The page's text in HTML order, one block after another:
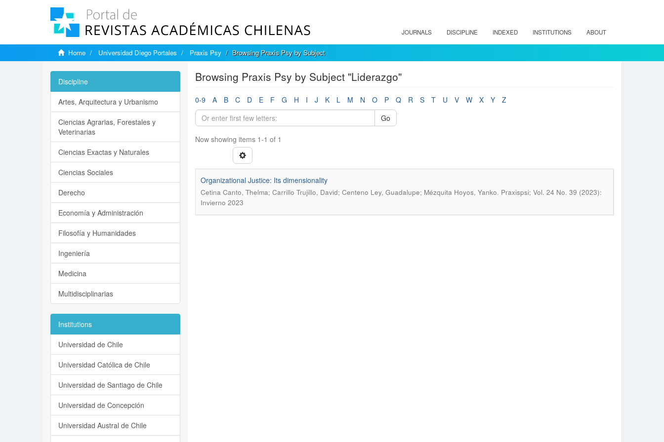
JOURNALS DISCIPLINE INDEXED INSTITUTIONS ABOUT
Home Universidad Diego Portales Praxis Psy Browsing Praxis Psy by Subject
Browsing Praxis Psy by Subject "Liderazgo"
0-9 A B C D E F G H I J K L M N O P Q R S T U V W X Y
Z
Go
Now showing items 1-1 of 1
Organizational Justice: Its dimensionality
Cetina Canto, Thelma; Carrillo Trujillo, David; Centeno Ley, Guadalupe; Mézquita Hoyos, Yanko. Praxispsi; Vol. 24 No. 39 (2023):
Invierno 2023
Discipline
Artes, Arquitectura y Urbanismo
Ciencias Agrarias, Forestales y
Veterinarias
Ciencias Exactas y Naturales
Ciencias Sociales
Derecho
Economía y Administración
Filosofía y Humanidades
Ingeniería
Medicina
Multidisciplinarias
Institutions
Universidad de Chile
Universidad Católica de Chile
Universidad de Santiago de Chile
Universidad de Concepción
Universidad Austral de Chile